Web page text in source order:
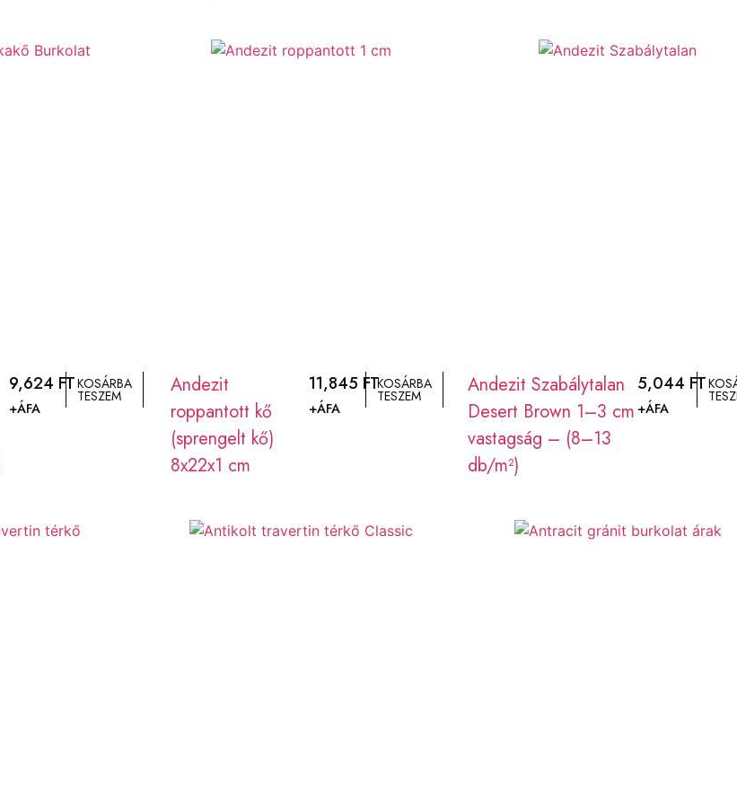
9,624 FT
+ÁFA
KOSÁRBA
TESZEM
Andezit
roppantott kő
(sprengelt kő)
8x22x1 cm
11,845 FT
+ÁFA
KOSÁRBA
TESZEM
Andezit Szabálytalan
Desert Brown 1–3 cm
vastagság – (8–13
db/m²)
5,044 FT
+ÁFA